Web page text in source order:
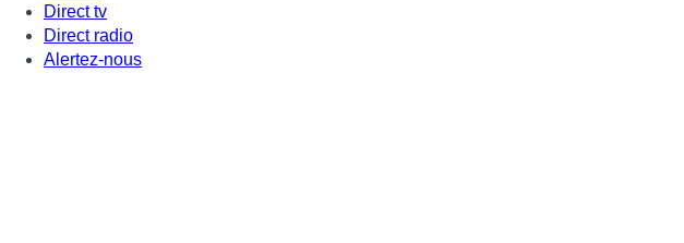
Direct tv
Direct radio
Alertez-nous